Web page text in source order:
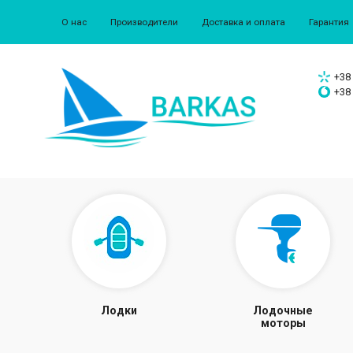
О нас Производители Доставка и оплата Гарантия
+38
+38
Лодки
Лодочные
моторы